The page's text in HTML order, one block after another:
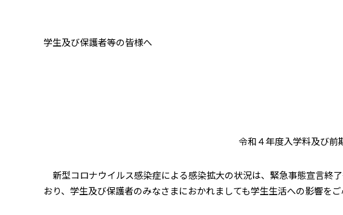
学生及び保護者等の皆様へ
令和４年度入学料及び前
新型コロナウイルス感染症による感染拡大の状況は、緊急事態宣言終
おり、学生及び保護者のみなさまにおかれましても学生生活への影響を